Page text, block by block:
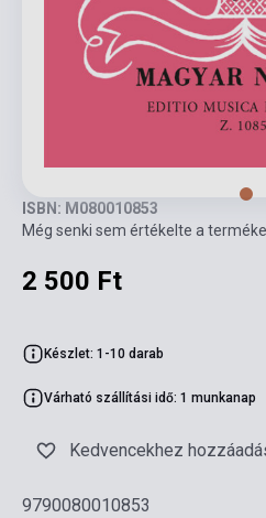
ISBN: M080010853
Még senki sem értékelte a
2 500 Ft
Készlet: 1-10 darab
Várható szállítási idő: 1 munkanap
Kedvencekhez
9790080010853